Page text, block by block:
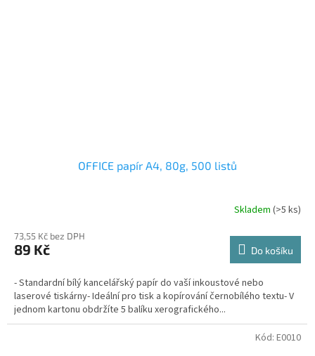
OFFICE papír A4, 80g, 500 listů
Skladem (>5 ks)
73,55 Kč bez DPH
89 Kč Do košíku
- Standardní bílý kancelářský papír do vaší inkoustové nebo
laserové tiskárny- Ideální pro tisk a kopírování černobílého textu- V
jednom kartonu obdržíte 5 balíku xerografického...
Kód: E0010